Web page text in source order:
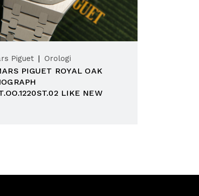
Piguet Orologi
PIGUET ROYAL OAK
LIKE NEW